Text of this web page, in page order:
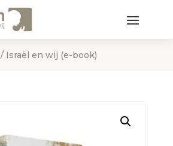
/ Israël en wij (e-book)